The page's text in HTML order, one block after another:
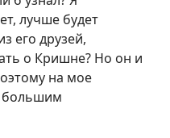
лучше будет
его друзей,
о Кришне? Но он и
на мое
большим